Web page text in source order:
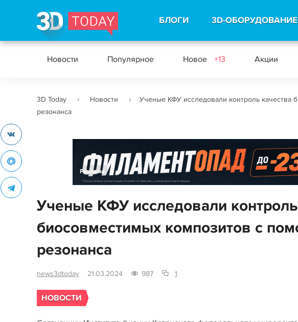
БЛОГИ 3D-ОБОРУДОВАНИЕ
Новости Популярное Новое +13 Акции
3D Today Новости
Ученые КФУ исследовали контроль качества
резонанса
Реклама
Ученые КФУ исследовали
биосовместимых композитов с
резонанса
news3dtoday 21.03.2024 987 1
НОВОСТИ